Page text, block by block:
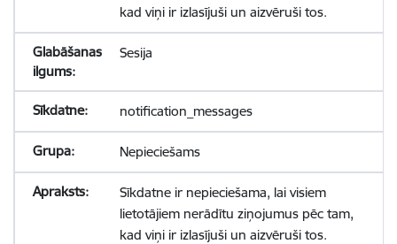
kad viņi ir izlasījuši un aizvēruši tos.
Sesija
notification_messages
Nepieciešams
Sīkdatne ir nepieciešama, lai visiem
lietotājiem nerādītu ziņojumus pēc tam,
kad viņi ir izlasījuši un aizvēruši tos.